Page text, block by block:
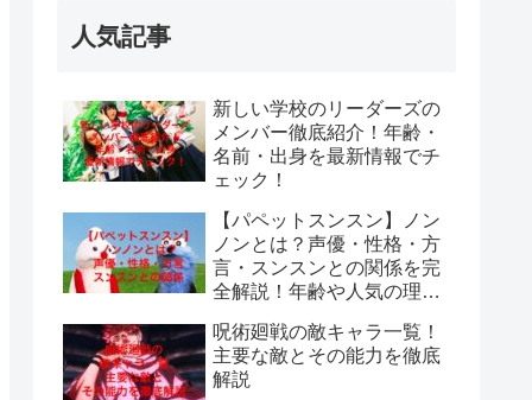
人気記事
新しい学校のリーダーズの
メンバー徹底紹介！年齢・
名前・出身を最新情報でチ
ェック！
【パペットスンスン】ノン
ノンとは？声優・性格・方
言・スンスンとの関係を完
全解説！年齢や人気の理由
呪術廻戦の敵キャラ一覧！
主要な敵とその能力を徹底
解説